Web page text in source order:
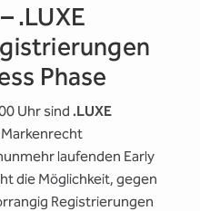
.LUXE
Phase
Uhr sind .LUXE
laufenden Early
die Möglichkeit, gegen
Registrierungen